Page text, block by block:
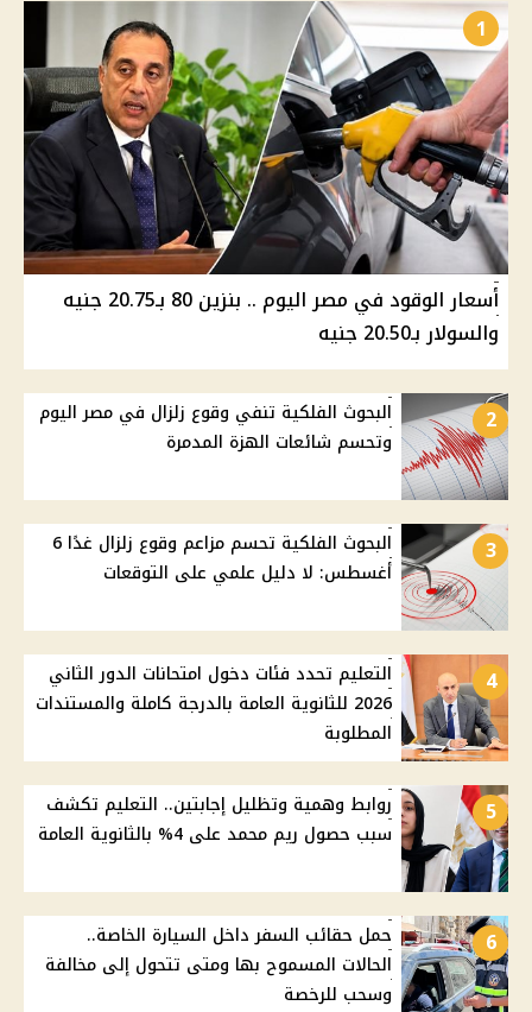
1
أسعار الوقود في مصر اليوم .. بنزين 80 بـ20.75 جنيه
والسولار بـ20.50 جنيه
2
البحوث الفلكية تنفي وقوع زلزال في مصر اليوم
وتحسم شائعات الهزة المدمرة
3
البحوث الفلكية تحسم مزاعم وقوع زلزال غدًا 6
أغسطس: لا دليل علمي على التوقعات
4
التعليم تحدد فئات دخول امتحانات الدور الثاني
2026 للثانوية العامة بالدرجة كاملة والمستندات
المطلوبة
5
روابط وهمية وتظليل إجابتين.. التعليم تكشف
سبب حصول ريم محمد على 4% بالثانوية العامة
6
حمل حقائب السفر داخل السيارة الخاصة..
الحالات المسموح بها ومتى تتحول إلى مخالفة
وسحب للرخصة